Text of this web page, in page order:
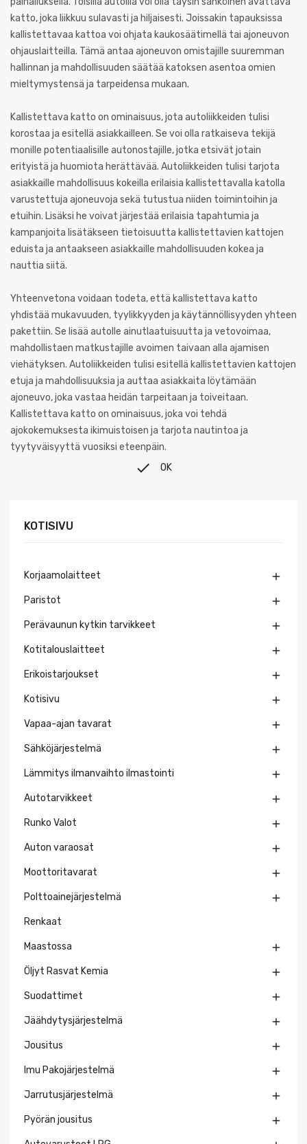
katto, joka liikkuu sulavasti ja hiljaisesti. Joissakin tapauksissa
kallistettavaa kattoa voi ohjata kaukosäätimellä tai ajoneuvon
ohjauslaitteilla. Tämä antaa ajoneuvon omistajille suuremman
hallinnan ja mahdollisuuden säätää katoksen asentoa omien
mieltymystensä ja tarpeidensa mukaan.
Kallistettava katto on ominaisuus, jota autoliikkeiden tulisi
korostaa ja esitellä asiakkailleen. Se voi olla ratkaiseva tekijä
monille potentiaalisille autonostajille, jotka etsivät jotain
erityistä ja huomiota herättävää. Autoliikkeiden tulisi tarjota
asiakkaille mahdollisuus kokeilla erilaisia kallistettavalla katolla
varustettuja ajoneuvoja sekä tutustua niiden toimintoihin ja
etuihin. Lisäksi he voivat järjestää erilaisia tapahtumia ja
kampanjoita lisätäkseen tietoisuutta kallistettavien kattojen
eduista ja antaakseen asiakkaille mahdollisuuden kokea ja
nauttia siitä.
Yhteenvetona voidaan todeta, että kallistettava katto
yhdistää mukavuuden, tyylikkyyden ja käytännöllisyyden yhteen
pakettiin. Se lisää autolle ainutlaatuisuutta ja vetovoimaa,
mahdollistaen matkustajille avoimen taivaan alla ajamisen
viehätyksen. Autoliikkeiden tulisi esitellä kallistettavien kattojen
etuja ja mahdollisuuksia ja auttaa asiakkaita löytämään
ajoneuvo, joka vastaa heidän tarpeitaan ja toiveitaan.
Kallistettava katto on ominaisuus, joka voi tehdä
ajokokemuksesta ikimuistoisen ja tarjota nautintoa ja
tyytyväisyyttä vuosiksi eteenpäin.
 OK
KOTISIVU
Korjaamolaitteet 
Paristot 
Perävaunun kytkin tarvikkeet 
Kotitalouslaitteet 
Erikoistarjoukset 
Kotisivu 
Vapaa-ajan tavarat 
Sähköjärjestelmä 
Lämmitys ilmanvaihto ilmastointi 
Autotarvikkeet 
Runko Valot 
Auton varaosat 
Moottoritavarat 
Polttoainejärjestelmä 
Renkaat
Maastossa 
Öljyt Rasvat Kemia 
Suodattimet 
Jäähdytysjärjestelmä 
Jousitus 
Imu Pakojärjestelmä 
Jarrutusjärjestelmä 
Pyörän jousitus 